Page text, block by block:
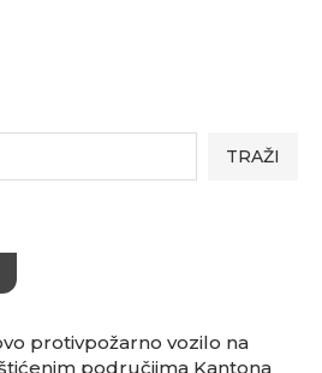
TRAŽI
protivpožarno vozilo na
područjima Kantona